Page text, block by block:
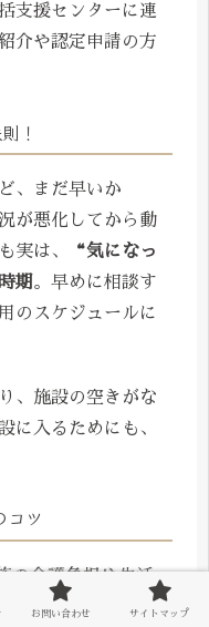
支援センターに連
介や認定申請の方
！
、まだ早いか
が悪化してから動
実は、
“気になっ
期 。早めに相談す
のスケジュールに
、施設の空きがな
に入るためにも、
コツ
の介護負担や生活
お問い合わせ サイトマップ